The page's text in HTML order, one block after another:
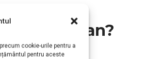
cookie-urile pentru a
pentru aceste
termopan?